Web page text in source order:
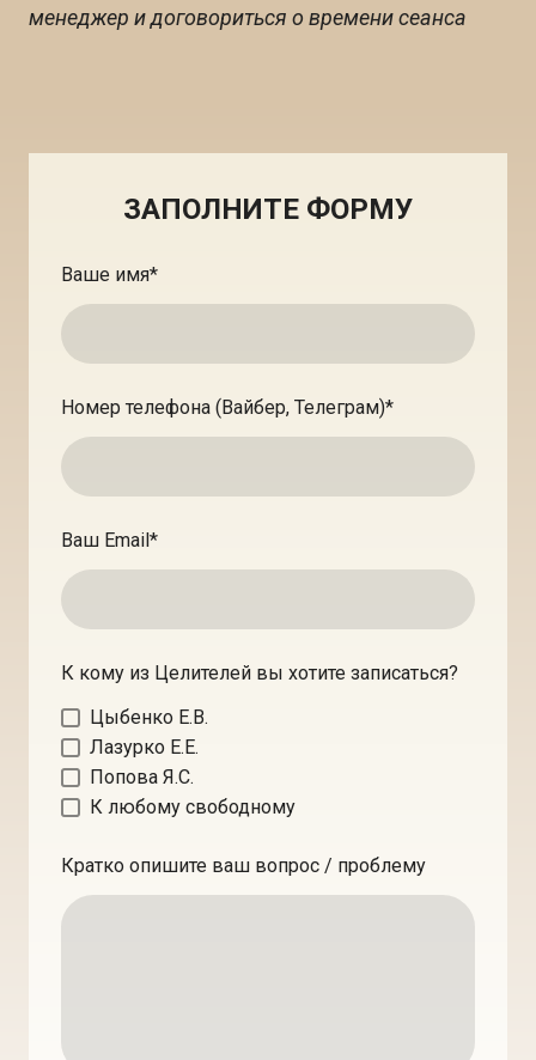
менеджер и договориться о времени сеанса
ЗАПОЛНИТЕ ФОРМУ
Ваше имя*
Номер телефона (Вайбер, Телеграм)*
Ваш Email *
К кому из Целителей вы хотите записаться?
Цыбенко Е.В.
Лазурко Е.Е.
Попова Я.С.
К любому свободному
Кратко опишите ваш вопрос / проблему